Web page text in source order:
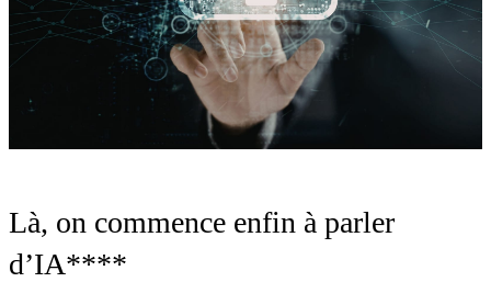
Là, on commence enfin à parler
d’IA****